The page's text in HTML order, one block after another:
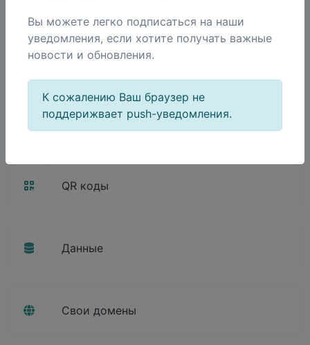
Пиксели
Промежуточне страницы
QR коды
Данные
Свои домены
Вы можете легко подписаться на наши
уведомления, если хотите получать важные
новости и обновления.
К сожалению Ваш браузер не
поддерижвает push-уведомления.